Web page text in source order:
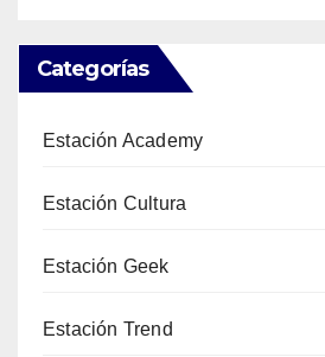
Categorías
Estación Academy
Estación Cultura
Estación Geek
Estación Trend